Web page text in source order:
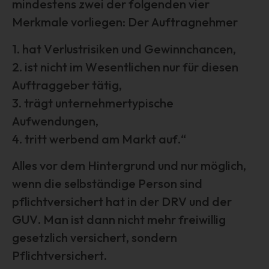
mindestens zwei der folgenden vier
Merkmale vorliegen: Der Auftragnehmer
1. hat Verlustrisiken und Gewinnchancen,
2. ist nicht im Wesentlichen nur für diesen
Auftraggeber tätig,
3. trägt unternehmertypische
Aufwendungen,
4. tritt werbend am Markt auf.“
Alles vor dem Hintergrund und nur möglich,
wenn die selbständige Person sind
pflichtversichert hat in der DRV und der
GUV. Man ist dann nicht mehr freiwillig
gesetzlich versichert, sondern
Pflichtversichert.
oder vorherzusagen.
f) Pseudonymisierung
Pseudonymisierung ist die Verarbeitung
personenbezogener Daten in einer Weise, auf welche die
zusätzlicher Informationen nicht mehr einer spezifischen
betroffenen Person zugeordnet werden können, sofern
diese zusätzlichen Informationen gesondert aufbewahrt
werden und technischen und organisatorischen
Maßnahmen unterliegen, die gewährleisten, dass die
identifizierbaren natürlichen Person zugewiesen werden.
g) Verantwortlicher oder für die
Verarbeitung Verantwortlicher
Verantwortlicher oder für die Verarbeitung
Verantwortlicher ist die natürliche oder juristische Person,
gemeinsam mit anderen über die Zwecke und Mittel der